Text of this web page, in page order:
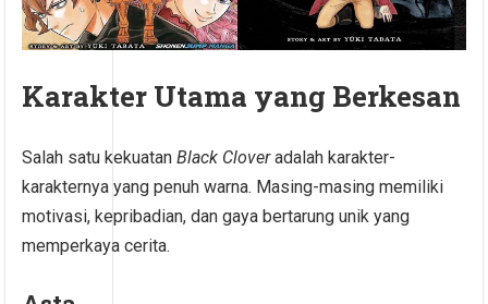
Karakter Utama yang Berkesan
Salah satu kekuatanBlack Cloveradalah karakter-
karakternya yang penuh warna. Masing-masing memiliki
motivasi, kepribadian, dan gaya bertarung unik yang
memperkaya cerita.